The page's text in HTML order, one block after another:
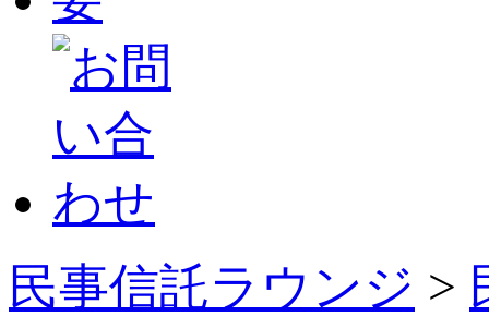
民事信託ラウンジ >